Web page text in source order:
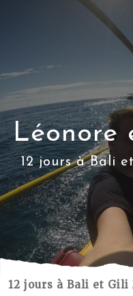
Léonore
12 jours à Bali
12 jours à Bali et Gili